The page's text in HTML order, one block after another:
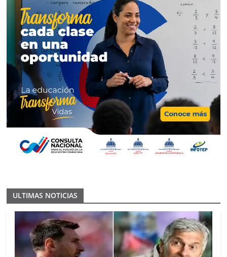
ULTIMAS NOTICIAS